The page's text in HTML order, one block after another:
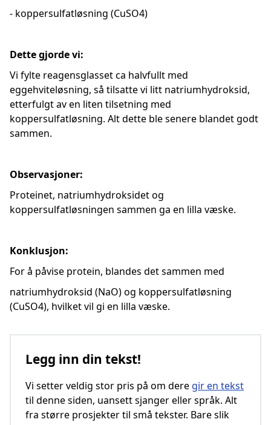
- koppersulfatløsning (CuSO4)
Dette gjorde vi:
Vi fylte reagensglasset ca halvfullt med
eggehviteløsning, så tilsatte vi litt natriumhydroksid,
etterfulgt av en liten tilsetning med
koppersulfatløsning. Alt dette ble senere blandet godt
sammen.
Observasjoner:
Proteinet, natriumhydroksidet og
koppersulfatløsningen sammen ga en lilla væske.
Konklusjon:
For å påvise protein, blandes det sammen med
natriumhydroksid (NaO) og koppersulfatløsning
(CuSO4), hvilket vil gi en lilla væske.
Legg inn din tekst!
Vi setter veldig stor pris på om dere gir en tekst
til denne siden, uansett sjanger eller språk. Alt
fra større prosjekter til små tekster. Bare slik